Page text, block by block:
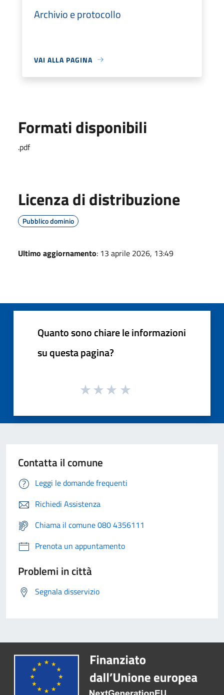
Archivio e protocollo
VAI ALLA PAGINA
Formati disponibili
.pdf
Licenza di distribuzione
Pubblico dominio
Ultimo aggiornamento: 13 aprile 2026, 13:49
Quanto sono chiare le informazioni
su questa pagina?
Contatta il comune
Leggi le domande frequenti
Richiedi Assistenza
Chiama il comune 080 4356111
Prenota un appuntamento
Problemi in città
Segnala disservizio